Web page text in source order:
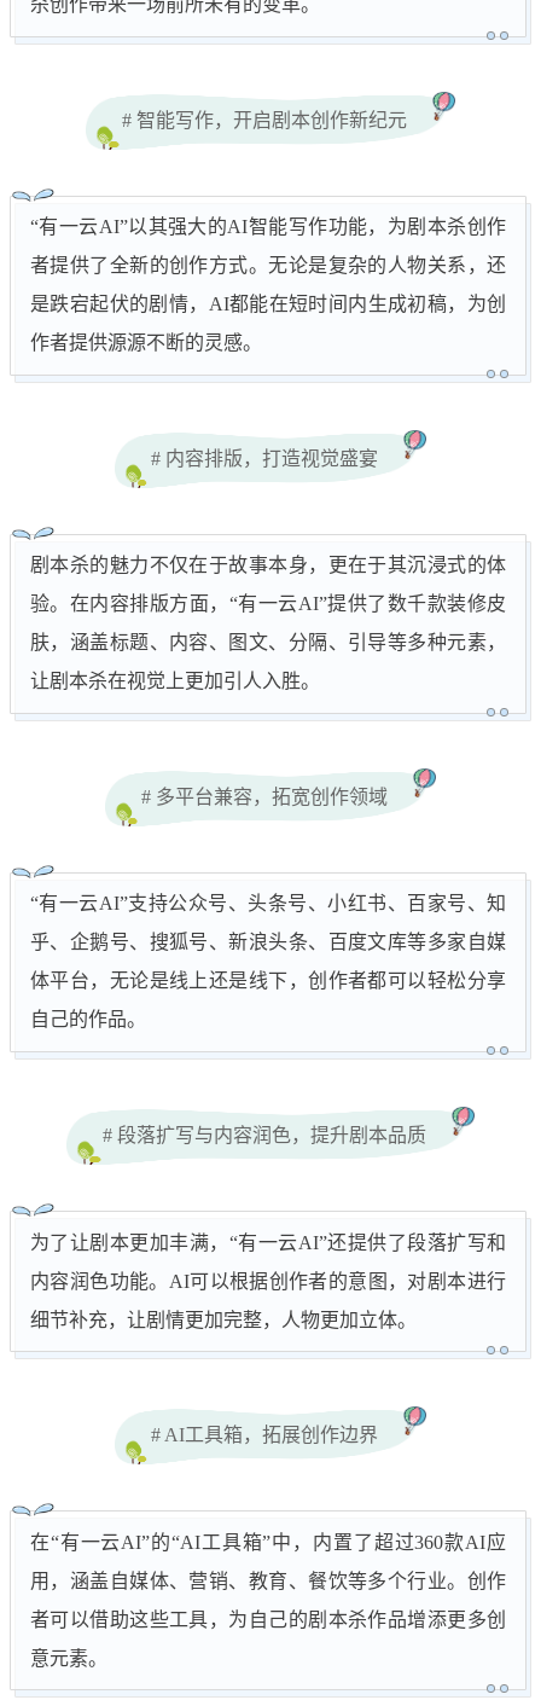
杀创作带来一场前所未有的变革。
# 智能写作，开启剧本创作新纪元
“有一云AI”以其强大的AI智能写作功能，为剧本杀创作
者提供了全新的创作方式。无论是复杂的人物关系，还
是跌宕起伏的剧情，AI都能在短时间内生成初稿，为创
作者提供源源不断的灵感。
# 内容排版，打造视觉盛宴
剧本杀的魅力不仅在于故事本身，更在于其沉浸式的体
验。在内容排版方面，“有一云AI”提供了数千款装修皮
肤，涵盖标题、内容、图文、分隔、引导等多种元素，
让剧本杀在视觉上更加引人入胜。
# 多平台兼容，拓宽创作领域
“有一云AI”支持公众号、头条号、小红书、百家号、知
乎、企鹅号、搜狐号、新浪头条、百度文库等多家自媒
体平台，无论是线上还是线下，创作者都可以轻松分享
自己的作品。
# 段落扩写与内容润色，提升剧本品质
为了让剧本更加丰满，“有一云AI”还提供了段落扩写和
内容润色功能。AI可以根据创作者的意图，对剧本进行
细节补充，让剧情更加完整，人物更加立体。
# AI工具箱，拓展创作边界
在“有一云AI”的“AI工具箱”中，内置了超过360款AI应
用，涵盖自媒体、营销、教育、餐饮等多个行业。创作
者可以借助这些工具，为自己的剧本杀作品增添更多创
意元素。